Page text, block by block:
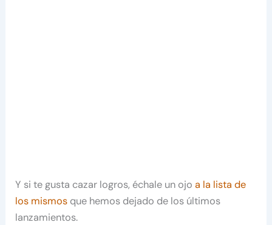
Y si te gusta cazar logros, échale un ojoa la lista de
los mismos que hemos dejado de los últimos
lanzamientos.